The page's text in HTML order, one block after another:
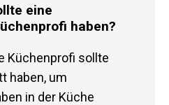
eine
haben?
Küchenprofi sollte
haben, um
in der Küche